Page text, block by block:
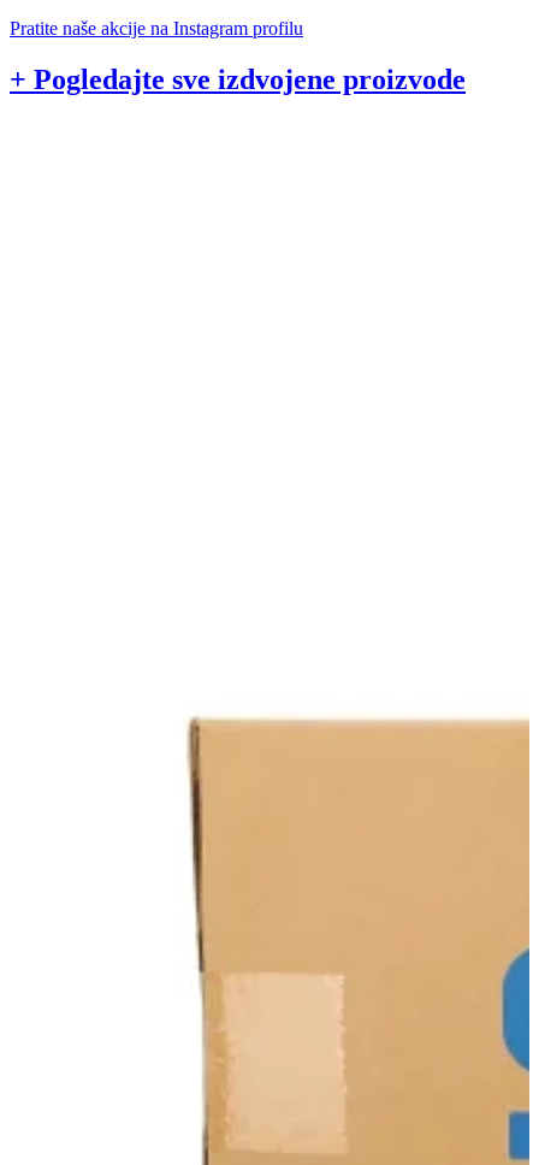
Pratite naše akcije na Instagram profilu
+ Pogledajte sve izdvojene proizvode